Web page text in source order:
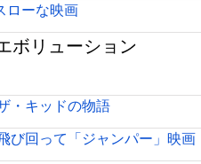
ローな映画
ボリューション
・キッドの物語
び回って「ジャンパー」映画